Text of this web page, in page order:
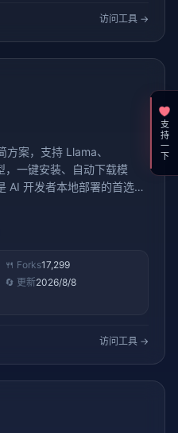
访问工具 →
案，支持 Llama、
一键安装、自动下载模
AI 开发者本地部署的首选工
🍴 Forks17,299
🔄 更新2026/8/8
访问工具 →
支持一下